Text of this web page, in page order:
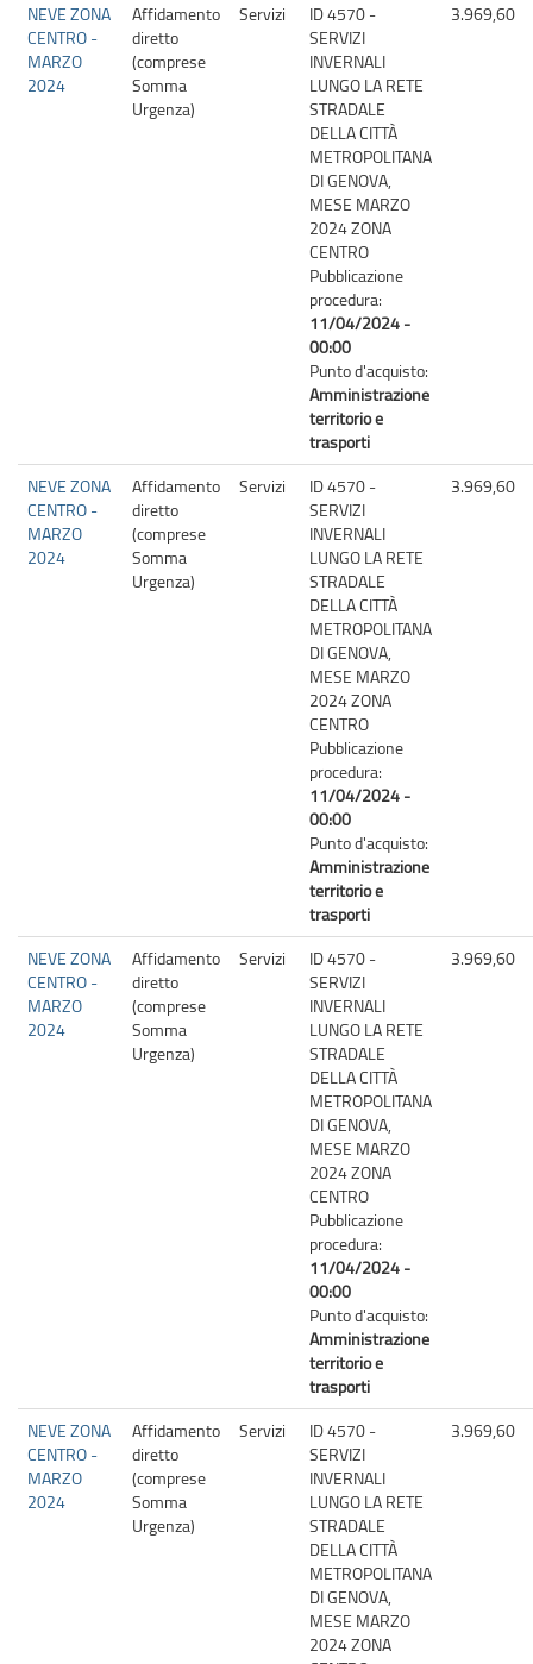
NEVE ZONA
CENTRO -
MARZO
2024
Affidamento
diretto
(comprese
Somma
Urgenza)
Servizi
ID 4570 -
SERVIZI
INVERNALI
LUNGO LA RETE
STRADALE
DELLA CITTÀ
METROPOLITANA
DI GENOVA,
MESE MARZO
2024 ZONA
CENTRO
Pubblicazione
procedura:
11/04/2024 -
00:00
Punto d'acquisto:
Amministrazione
territorio e
trasporti
3.969,60
NEVE ZONA
CENTRO -
MARZO
2024
Affidamento
diretto
(comprese
Somma
Urgenza)
Servizi
ID 4570 -
SERVIZI
INVERNALI
LUNGO LA RETE
STRADALE
DELLA CITTÀ
METROPOLITANA
DI GENOVA,
MESE MARZO
2024 ZONA
CENTRO
Pubblicazione
procedura:
11/04/2024 -
00:00
Punto d'acquisto:
Amministrazione
territorio e
trasporti
3.969,60
NEVE ZONA
CENTRO -
MARZO
2024
Affidamento
diretto
(comprese
Somma
Urgenza)
Servizi
ID 4570 -
SERVIZI
INVERNALI
LUNGO LA RETE
STRADALE
DELLA CITTÀ
METROPOLITANA
DI GENOVA,
MESE MARZO
2024 ZONA
CENTRO
Pubblicazione
procedura:
11/04/2024 -
00:00
Punto d'acquisto:
Amministrazione
territorio e
trasporti
3.969,60
NEVE ZONA
CENTRO -
MARZO
2024
Affidamento
diretto
(comprese
Somma
Urgenza)
Servizi
ID 4570 -
SERVIZI
INVERNALI
LUNGO LA RETE
STRADALE
DELLA CITTÀ
METROPOLITANA
DI GENOVA,
MESE MARZO
2024 ZONA
3.969,60